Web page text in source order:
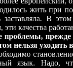
жить при
заставляла. В
качества
прежде
нельзя
язык. Надо,